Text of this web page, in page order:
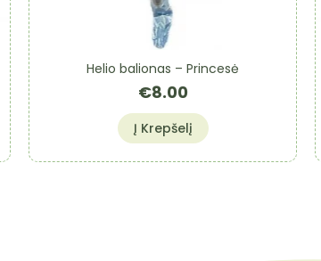
Helio balionas – Princesė
€8.00
Į Krepšelį